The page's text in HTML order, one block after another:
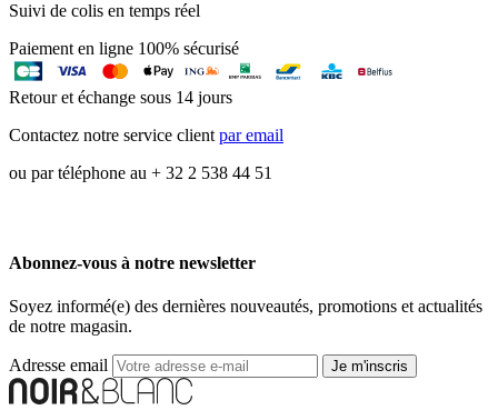
Suivi de colis en temps réel
Paiement en ligne 100% sécurisé
Retour et échange sous 14 jours
Contactez notre service clientpar email
ou par téléphone au + 32 2 538 44 51
Abonnez-vous à notre newsletter
Soyez informé(e) des dernières nouveautés, promotions et actualités
de notre magasin.
Adresse email Je m'inscris